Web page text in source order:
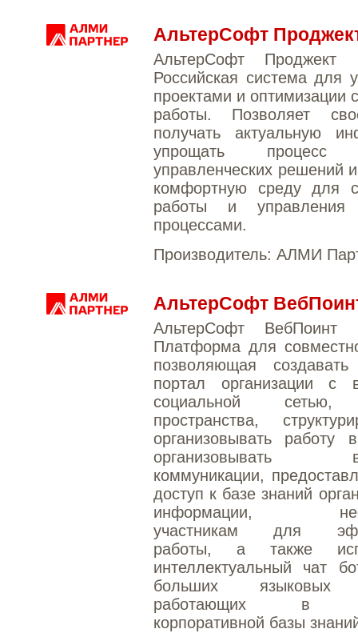
АльтерСофт
АльтерСофт
Российская система для
проектами и оптимизации
работы. Позволяет
получать актуальную
упрощать процесс
управленческих решений
комфортную среду для
работы и управления
процессами.
Производитель: АЛМИ
АльтерСофт
АльтерСофт
Платформа для
позволяющая создавать
портал организации с
социальной сетью,
пространства,
организовывать работу
организовывать
коммуникации,
доступ к базе знаний
информации,
участникам для
работы, а также
интеллектуальный чат
больших языковых
работающих в
корпоративной базы